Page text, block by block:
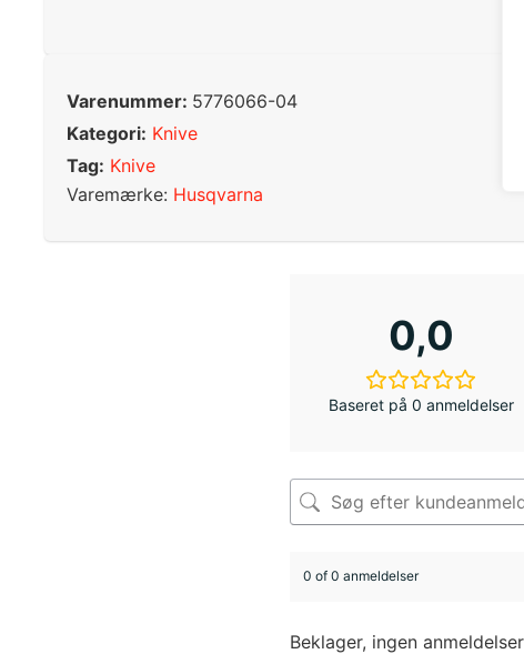
Varenummer: 5776066-04
Kategori: Knive
Tag: Knive
Varemærke: Husqvarna
0,0
Baseret på 0 anmeldelser
0 of 0 anmeldelser
Beklager, ingen